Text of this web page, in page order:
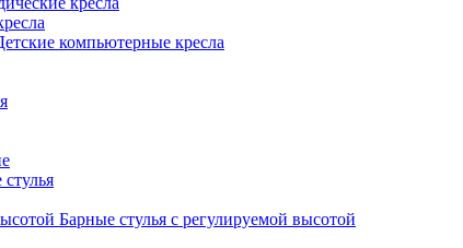
компьютерные кресла
Барные стулья с регулируемой высотой